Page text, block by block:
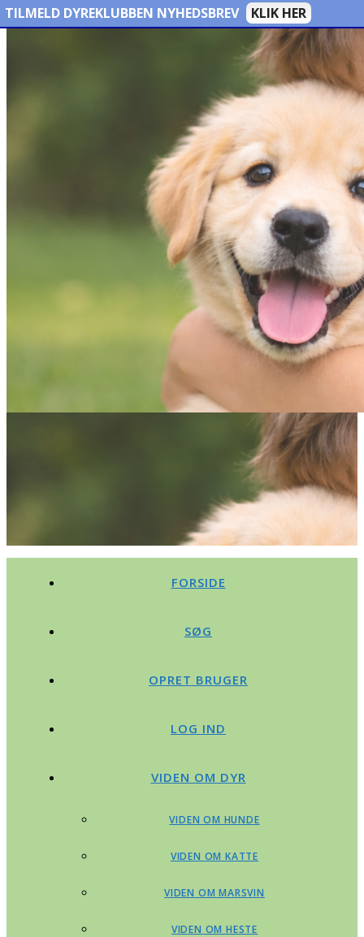
FORSIDE
SØG
OPRET BRUGER
LOG IND
VIDEN OM DYR
VIDEN OM HUNDE
VIDEN OM KATTE
VIDEN OM MARSVIN
VIDEN OM HESTE
TILMELD DYREKLUBBEN NYHEDSBREV KLIK HER